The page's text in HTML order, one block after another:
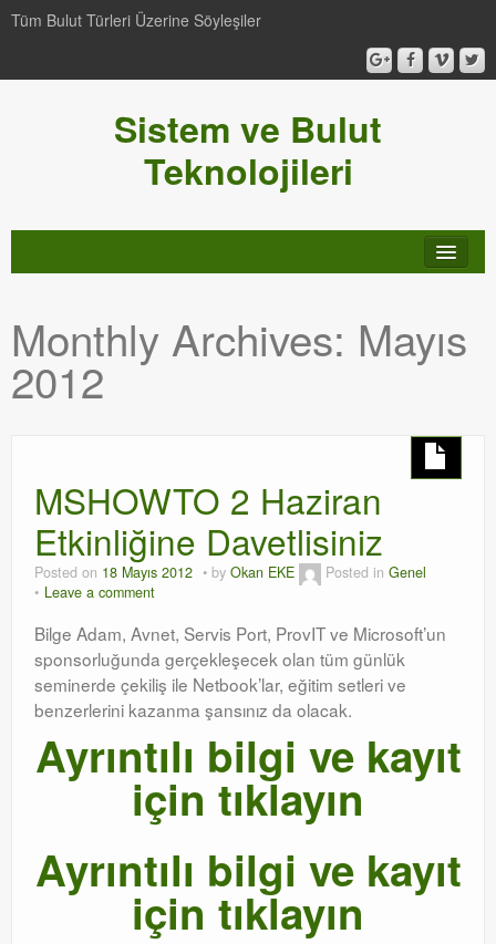
Tüm Bulut Türleri Üzerine Söyleşiler
Sistem ve Bulut
Teknolojileri
Genel
Video-Webcast-Seminer
SCOM
Orchestrator
Watchguard
PHP & MySQL
Exchange
Monthly Archives: Mayıs
2012
MSHOWTO 2 Haziran
Etkinliğine Davetlisiniz
Posted on 18 Mayıs 2012 by Okan EKE Posted in Genel
Leave a comment
Bilge Adam, Avnet, Servis Port, ProvIT ve Microsoft’un
sponsorluğunda gerçekleşecek olan tüm günlük
seminerde çekiliş ile Netbook’lar, eğitim setleri ve
benzerlerini kazanma şansınız da olacak.
Ayrıntılı bilgi ve kayıt
için tıklayın
Ayrıntılı bilgi ve kayıt
için tıklayın